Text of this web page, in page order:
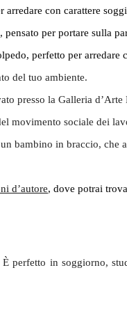
arredare con carattere
, pensato per portare sulla
perfetto per arredare
del tuo ambiente.
presso la Galleria
movimento sociale dei
bambino in braccio, che
d’autore, dove potrai
perfetto in soggiorno,